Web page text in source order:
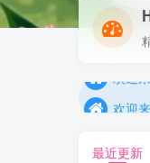
欢迎
最近更新